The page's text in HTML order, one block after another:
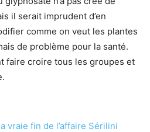
il serait imprudent d’en
comme on veut les plantes
de problème pour la santé.
faire croire tous les groupes et
vraie fin de l’affaire Sérilini